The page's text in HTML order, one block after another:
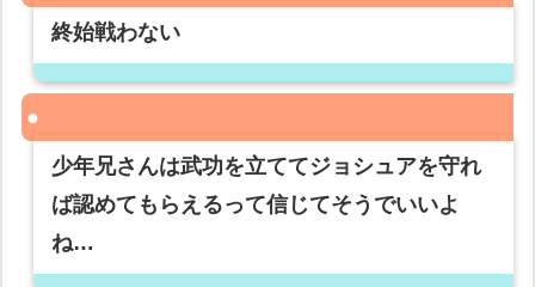
終始戦わない
少年兄さんは武功を立ててジョシュアを守れ
ば認めてもらえるって信じてそうでいいよ
ね…